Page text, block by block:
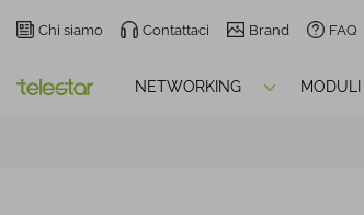
Chi siamo Contattaci Brand FAQ
NETWORKING